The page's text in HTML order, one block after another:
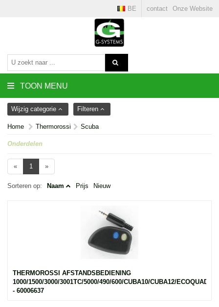
contact Onze Website
BE
TOON MENU
Wijzig categorie Filteren
Home Thermorossi Scuba
Onderdelen
« 1 »
Sorteren op: Naam Prijs Nieuw
THERMOROSSI AFSTANDSBEDIENING
1000/1500/3000/3001TC/5000/490/600/CUBA10/CUBA12/ECOQUADRO
- 60006637